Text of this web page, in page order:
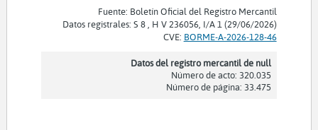
Fuente: Boletín Oficial del Registro Mercantil
Datos registrales: S 8 , H V 236056, I/A 1 (29/06/2026)
CVE: BORME-A-2026-128-46
Datos del registro mercantil de null
Número de acto: 320.035
Número de página: 33.475